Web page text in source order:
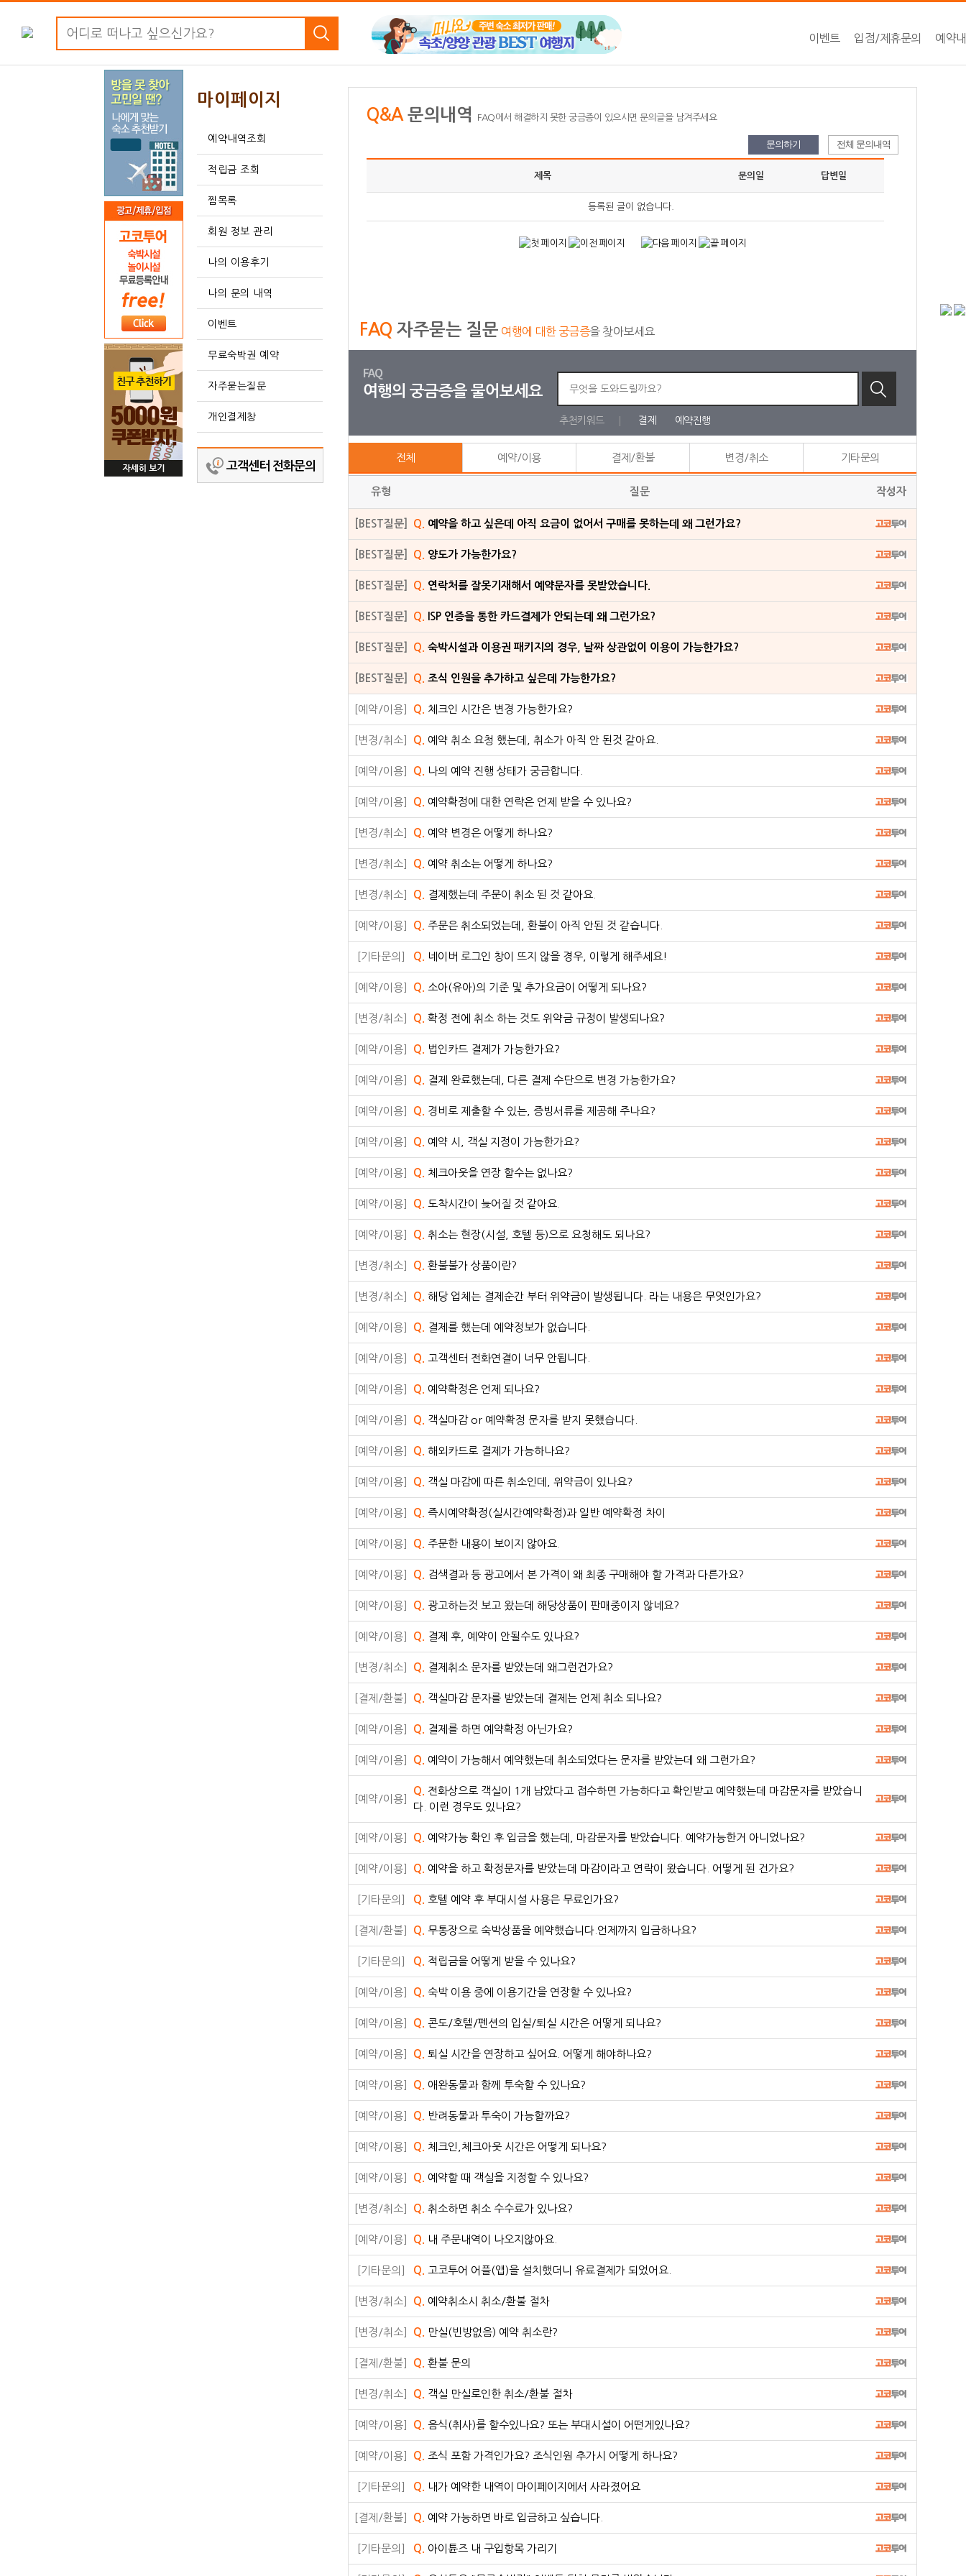
이벤트 입점/제휴문의 예약
마이페이지
예약내역조회
적립금 조회
찜목록
회원 정보 관리
나의 이용후기
나의 문의 내역
이벤트
무료숙박권 예약
자주묻는질문
개인결제창
고객센터 전화문의
Q&A문의내역 FAQ에서 해결하지 못한 궁금증이 있으시면 문의글을 남겨주세요
문의하기 전체 문의내역
제목 문의일 답변일
등록된 글이 없습니다.
FAQ 자주묻는 질문 여행에 대한 궁금증을 찾아보세요
FAQ
여행의 궁금증을 물어보세요
추천키워드 결제 예약진행
전체 예약/이용 결제/환불 변경/취소 기타문의
유형 질문 작성자
[BEST질문] Q. 예약을 하고 싶은데 아직 요금이 없어서 구매를 못하는데 왜 그런가요?
[BEST질문] Q. 양도가 가능한가요?
[BEST질문] Q. 연락처를 잘못기재해서 예약문자를 못받았습니다.
[BEST질문] Q. ISP 인증을 통한 카드결제가 안되는데 왜 그런가요?
[BEST질문] Q. 숙박시설과 이용권 패키지의 경우, 날짜 상관없이 이용이 가능한가요?
[BEST질문] Q. 조식 인원을 추가하고 싶은데 가능한가요?
[예약/이용] Q. 체크인 시간은 변경 가능한가요?
[변경/취소] Q. 예약 취소 요청 했는데, 취소가 아직 안 된것 같아요.
[예약/이용] Q. 나의 예약 진행 상태가 궁금합니다.
[예약/이용] Q. 예약확정에 대한 연락은 언제 받을 수 있나요?
[변경/취소] Q. 예약 변경은 어떻게 하나요?
[변경/취소] Q. 예약 취소는 어떻게 하나요?
[변경/취소] Q. 결제했는데 주문이 취소 된 것 같아요.
[예약/이용] Q. 주문은 취소되었는데, 환불이 아직 안된 것 같습니다.
[기타문의] Q. 네이버 로그인 창이 뜨지 않을 경우, 이렇게 해주세요!
[예약/이용] Q. 소아(유아)의 기준 및 추가요금이 어떻게 되나요?
[변경/취소] Q. 확정 전에 취소 하는 것도 위약금 규정이 발생되나요?
[예약/이용] Q. 법인카드 결제가 가능한가요?
[예약/이용] Q. 결제 완료했는데, 다른 결제 수단으로 변경 가능한가요?
[예약/이용] Q. 경비로 제출할 수 있는, 증빙서류를 제공해 주나요?
[예약/이용] Q. 예약 시, 객실 지정이 가능한가요?
[예약/이용] Q. 체크아웃을 연장 할수는 없나요?
[예약/이용] Q. 도착시간이 늦어질 것 같아요.
[예약/이용] Q. 취소는 현장(시설, 호텔 등)으로 요청해도 되나요?
[변경/취소] Q. 환불불가 상품이란?
[변경/취소] Q. 해당 업체는 결제순간 부터 위약금이 발생됩니다. 라는 내용은 무엇인가요?
[예약/이용] Q. 결제를 했는데 예약정보가 없습니다.
[예약/이용] Q. 고객센터 전화연결이 너무 안됩니다.
[예약/이용] Q. 예약확정은 언제 되나요?
[예약/이용] Q. 객실마감 or 예약확정 문자를 받지 못했습니다.
[예약/이용] Q. 해외카드로 결제가 가능하나요?
[예약/이용] Q. 객실 마감에 따른 취소인데, 위약금이 있나요?
[예약/이용] Q. 즉시예약확정(실시간예약확정)과 일반 예약확정 차이
[예약/이용] Q. 주문한 내용이 보이지 않아요.
[예약/이용] Q. 검색결과 등 광고에서 본 가격이 왜 최종 구매해야 할 가격과 다른가요?
[예약/이용] Q. 광고하는것 보고 왔는데 해당상품이 판매중이지 않네요?
[예약/이용] Q. 결제 후, 예약이 안될수도 있나요?
[변경/취소] Q. 결제취소 문자를 받았는데 왜그런건가요?
[결제/환불] Q. 객실마감 문자를 받았는데 결제는 언제 취소 되나요?
[예약/이용] Q. 결제를 하면 예약확정 아닌가요?
[예약/이용] Q. 예약이 가능해서 예약했는데 취소되었다는 문자를 받았는데 왜 그런가요?
[예약/이용]
Q.
전화상으로 객실이 1개 남았다고 접수하면 가능하다고 확인받고 예약했는데 마감문자를 받았습니
다. 이런 경우도 있나요?
[예약/이용] Q. 예약가능 확인 후 입금을 했는데, 마감문자를 받았습니다. 예약가능한거 아니었나요?
[예약/이용] Q. 예약을 하고 확정문자를 받았는데 마감이라고 연락이 왔습니다. 어떻게 된 건가요?
[기타문의] Q. 호텔 예약 후 부대시설 사용은 무료인가요?
[결제/환불] Q. 무통장으로 숙박상품을 예약했습니다.언제까지 입금하나요?
[기타문의] Q. 적립금을 어떻게 받을 수 있나요?
[예약/이용] Q. 숙박 이용 중에 이용기간을 연장할 수 있나요?
[예약/이용] Q. 콘도/호텔/펜션의 입실/퇴실 시간은 어떻게 되나요?
[예약/이용] Q. 퇴실 시간을 연장하고 싶어요. 어떻게 해야하나요?
[예약/이용] Q. 애완동물과 함께 투숙할 수 있나요?
[예약/이용] Q. 반려동물과 투숙이 가능할까요?
[예약/이용] Q. 체크인,체크아웃 시간은 어떻게 되나요?
[예약/이용] Q. 예약할 때 객실을 지정할 수 있나요?
[변경/취소] Q. 취소하면 취소 수수료가 있나요?
[예약/이용] Q. 내 주문내역이 나오지않아요.
[기타문의] Q. 고코투어 어플(앱)을 설치했더니 유료결제가 되었어요.
[변경/취소] Q. 예약취소시 취소/환불 절차
[변경/취소] Q. 만실(빈방없음) 예약 취소란?
[결제/환불] Q. 환불 문의
[변경/취소] Q. 객실 만실로인한 취소/환불 절차
[예약/이용] Q. 음식(취사)를 할수있나요? 또는 부대시설이 어떤게있나요?
[예약/이용] Q. 조식 포함 가격인가요? 조식인원 추가시 어떻게 하나요?
[기타문의] Q. 내가 예약한 내역이 마이페이지에서 사라졌어요
[결제/환불] Q. 예약 가능하면 바로 입금하고 싶습니다.
[기타문의] Q. 아이튠즈 내 구입항목 가리기